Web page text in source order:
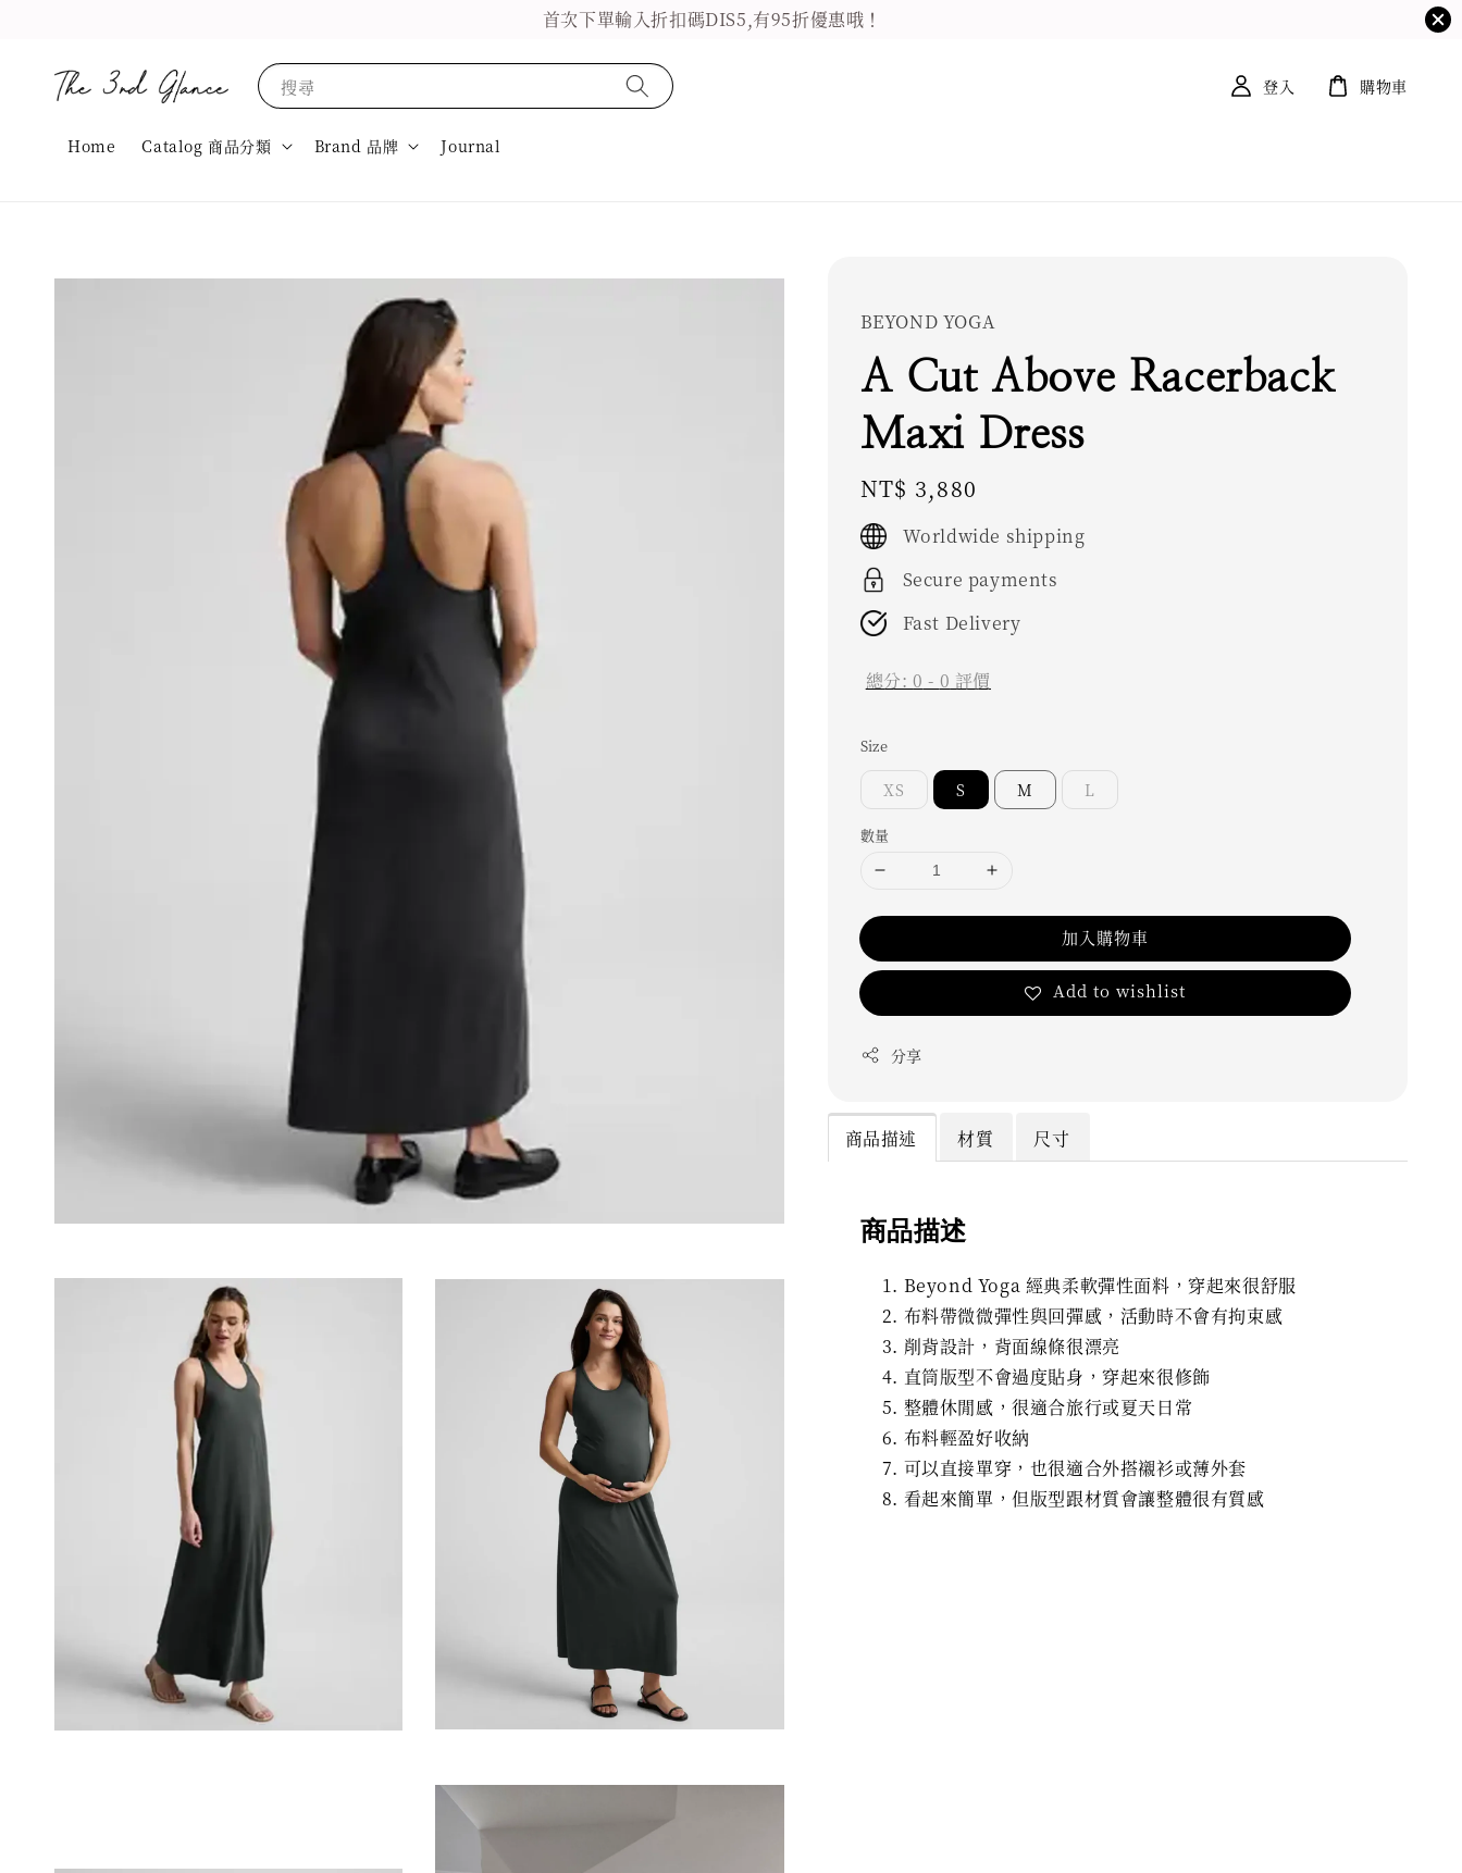
首次下單輸入折扣碼DIS5,有95折優惠哦！
搜尋
Home Catalog 商品分類 Brand 品牌 Journal
登入 購物車
BEYOND YOGA
A Cut Above Racerback
Maxi Dress
Regular
price
NT$ 3,880
Worldwide shipping
Secure payments
Fast Delivery
總分:0 - 0 評價
Size
XS S M L
數量
加入購物車
Add to wishlist
分享
商品描述 材質 尺寸
商品描述
Beyond Yoga 經典柔軟彈性面料，穿起來很舒服
布料帶微微彈性與回彈感，活動時不會有拘束感
削背設計，背面線條很漂亮
直筒版型不會過度貼身，穿起來很修飾
整體休閒感，很適合旅行或夏天日常
布料輕盈好收納
可以直接單穿，也很適合外搭襯衫或薄外套
看起來簡單，但版型跟材質會讓整體很有質感